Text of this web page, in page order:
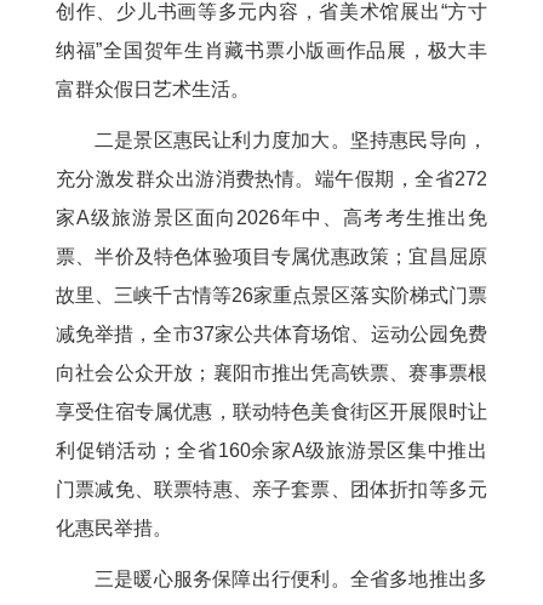
创作、少儿书画等多元内容，省美术馆展出“方寸
纳福”全国贺年生肖藏书票小版画作品展，极大丰
富群众假日艺术生活。
二是景区惠民让利力度加大。坚持惠民导向，
充分激发群众出游消费热情。端午假期，全省272
家A级旅游景区面向2026年中、高考考生推出免
票、半价及特色体验项目专属优惠政策；宜昌屈原
故里、三峡千古情等26家重点景区落实阶梯式门票
减免举措，全市37家公共体育场馆、运动公园免费
向社会公众开放；襄阳市推出凭高铁票、赛事票根
享受住宿专属优惠，联动特色美食街区开展限时让
利促销活动；全省160余家A级旅游景区集中推出
门票减免、联票特惠、亲子套票、团体折扣等多元
化惠民举措。
三是暖心服务保障出行便利。全省多地推出多